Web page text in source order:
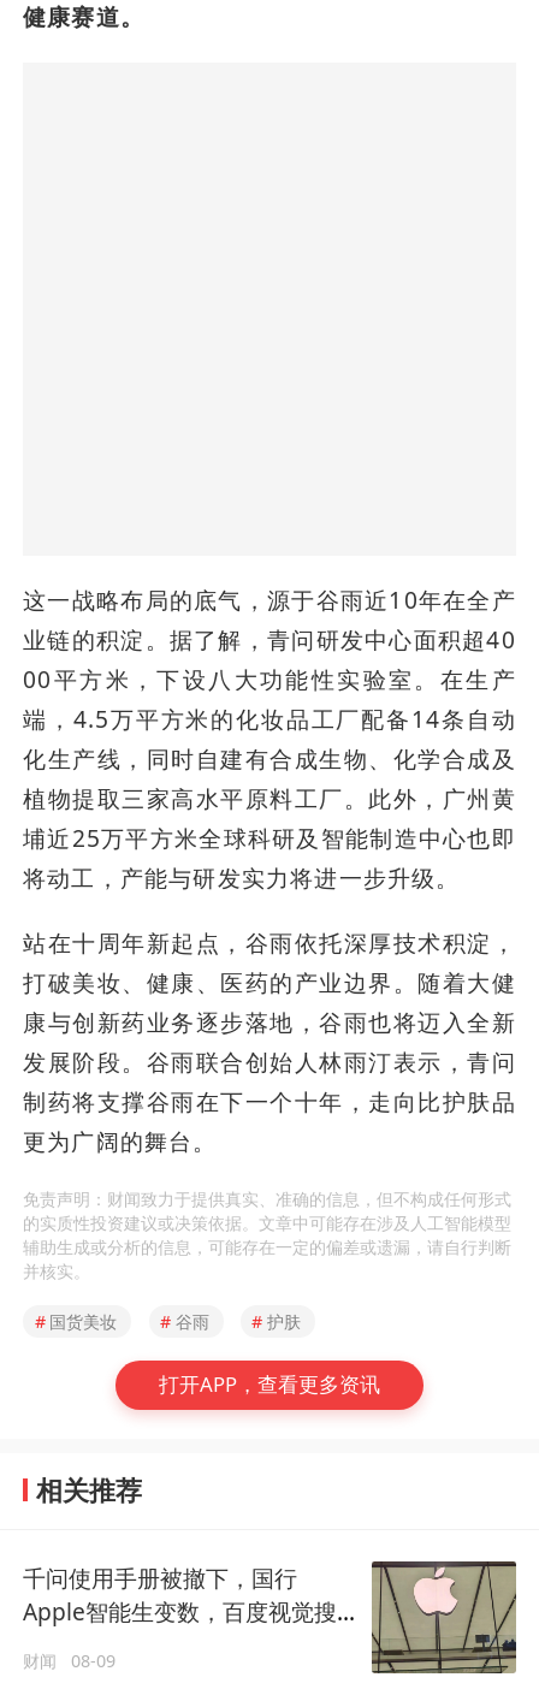
健康赛道。
这一战略布局的底气，源于谷雨近10年在全产
业链的积淀。据了解，青问研发中心面积超40
00平方米，下设八大功能性实验室。在生产
端，4.5万平方米的化妆品工厂配备14条自动
化生产线，同时自建有合成生物、化学合成及
植物提取三家高水平原料工厂。此外，广州黄
埔近25万平方米全球科研及智能制造中心也即
将动工，产能与研发实力将进一步升级。
站在十周年新起点，谷雨依托深厚技术积淀，
打破美妆、健康、医药的产业边界。随着大健
康与创新药业务逐步落地，谷雨也将迈入全新
发展阶段。谷雨联合创始人林雨汀表示，青问
制药将支撑谷雨在下一个十年，走向比护肤品
更为广阔的舞台。
免责声明：财闻致力于提供真实、准确的信息，但不构成任何形式
的实质性投资建议或决策依据。文章中可能存在涉及人工智能模型
辅助生成或分析的信息，可能存在一定的偏差或遗漏，请自行判断
并核实。
# 国货美妆 # 谷雨 # 护肤
打开APP，查看更多资讯
相关推荐
千问使用手册被撤下，国行
Apple智能生变数，百度视觉搜
索已写入新系统
财闻 08-09